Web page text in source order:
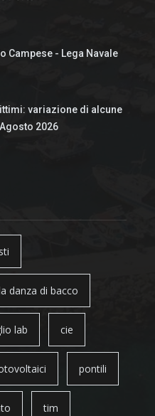
Campese - Lega Navale
variazione di alcune
2026
danza di bacco
lab cie
pontili
tim